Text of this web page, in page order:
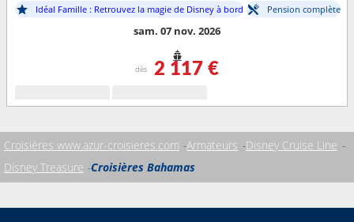
Idéal Famille : Retrouvez la magie de Disney à bord Pension complète
sam. 07 nov. 2026
dès 2 117 €
Croisières www.azur-croisieres.com Armateurs Disney Cruise Line
Disney Treasure Croisières Bahamas